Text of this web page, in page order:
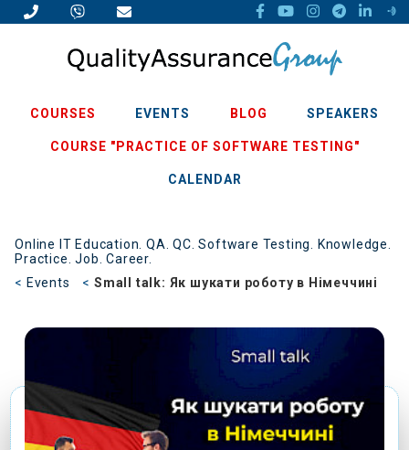
COURSES EVENTS BLOG SPEAKERS
COURSE "PRACTICE OF SOFTWARE TESTING"
CALENDAR
Online IT Education. QA. QC. Software Testing. Knowledge.
Practice. Job. Career.
Events
Small talk: Як шукати роботу в Німеччині